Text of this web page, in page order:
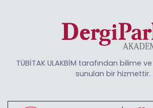
TÜBİTAK ULAKBİM tarafından bilime
sunulan bir hizmettir.